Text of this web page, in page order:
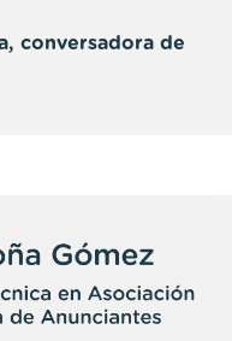
conversadora de